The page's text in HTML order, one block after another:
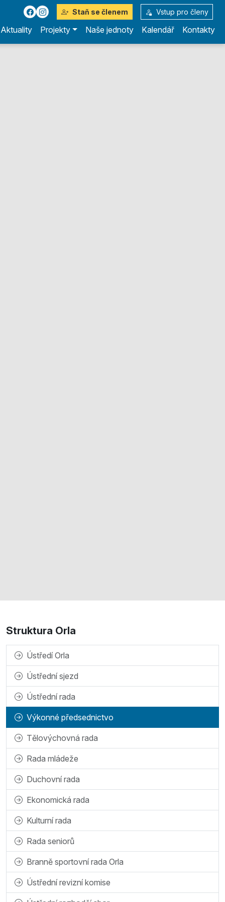
Staň se členem Vstup pro členy
Aktuality Projekty Naše jednoty Kalendář Kontakty
Struktura Orla
Ústředí Orla
Ústřední sjezd
Ústřední rada
Výkonné předsednictvo
Tělovýchovná rada
Rada mládeže
Duchovní rada
Ekonomická rada
Kulturní rada
Rada seniorů
Branně sportovní rada Orla
Ústřední revizní komise